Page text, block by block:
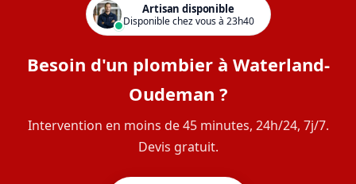
Artisan disponible
Disponible chez vous à 23h40
Besoin d'un plombier à Waterland-
Oudeman ?
Intervention en moins de 45 minutes, 24h/24, 7j/7.
Devis gratuit.